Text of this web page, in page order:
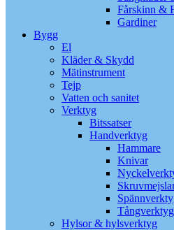
Fårskinn &
Gardiner
Bygg
El
Kläder & Skydd
Mätinstrument
Tejp
Vatten och sanitet
Verktyg
Bitssatser
Handverktyg
Hammare
Knivar
Tångverktyg
Hylsor & hylsverktyg